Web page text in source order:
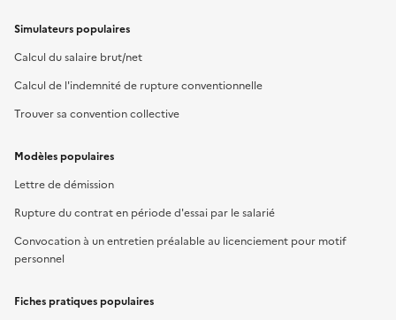
Simulateurs populaires
Calcul du salaire brut/net
Calcul de l'indemnité de rupture conventionnelle
Trouver sa convention collective
Modèles populaires
Lettre de démission
Rupture du contrat en période d'essai par le salarié
Convocation à un entretien préalable au licenciement pour motif
personnel
Fiches pratiques populaires